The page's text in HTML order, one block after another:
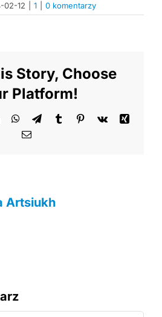
02-12 1 0 komentarzy
Story, Choose
Platform!
WhatsApp
TelegramTumblrPinterest
Vk
Xing
Email
Artsiukh